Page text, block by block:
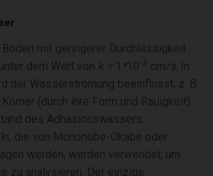
mit geringerer Durchlässigkeit
dem Wert von k = 1 *10 -3 cm/s. In
der Wasserströmung beeinflusst, z. B.
(durch ihre Form und Rauigkeit)
des Adhäsionswassers.
die von Mononobe-Okabe oder
werden, werden verwendet, um
zu analysieren. Der einzige